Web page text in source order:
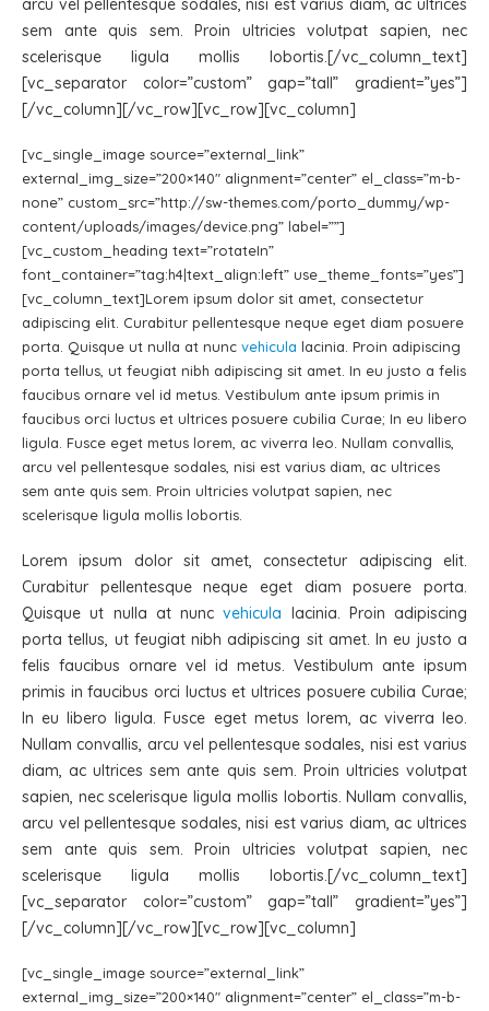
arcu vel pellentesque sodales, nisi est varius diam, ac ultrices
sem ante quis sem. Proin ultricies volutpat sapien, nec
scelerisque ligula mollis lobortis.[/vc_column_text]
[vc_separator color=”custom” gap=”tall” gradient=”yes”]
[/vc_column][/vc_row][vc_row][vc_column]
[vc_single_image source=”external_link”
external_img_size=”200×140″ alignment=”center” el_class=”m-b-
none” custom_src=”http://sw-themes.com/porto_dummy/wp-
content/uploads/images/device.png” label=””]
[vc_custom_heading text=”rotateIn”
font_container=”tag:h4|text_align:left” use_theme_fonts=”yes”]
[vc_column_text]Lorem ipsum dolor sit amet, consectetur
adipiscing elit. Curabitur pellentesque neque eget diam posuere
porta. Quisque ut nulla at nunc vehicula lacinia. Proin adipiscing
porta tellus, ut feugiat nibh adipiscing sit amet. In eu justo a felis
faucibus ornare vel id metus. Vestibulum ante ipsum primis in
faucibus orci luctus et ultrices posuere cubilia Curae; In eu libero
ligula. Fusce eget metus lorem, ac viverra leo. Nullam convallis,
arcu vel pellentesque sodales, nisi est varius diam, ac ultrices
sem ante quis sem. Proin ultricies volutpat sapien, nec
scelerisque ligula mollis lobortis.
Lorem ipsum dolor sit amet, consectetur adipiscing elit.
Curabitur pellentesque neque eget diam posuere porta.
Quisque ut nulla at nuncvehicula lacinia. Proin adipiscing
porta tellus, ut feugiat nibh adipiscing sit amet. In eu justo a
felis faucibus ornare vel id metus. Vestibulum ante ipsum
primis in faucibus orci luctus et ultrices posuere cubilia Curae;
In eu libero ligula. Fusce eget metus lorem, ac viverra leo.
Nullam convallis, arcu vel pellentesque sodales, nisi est varius
diam, ac ultrices sem ante quis sem. Proin ultricies volutpat
sapien, nec scelerisque ligula mollis lobortis. Nullam convallis,
arcu vel pellentesque sodales, nisi est varius diam, ac ultrices
sem ante quis sem. Proin ultricies volutpat sapien, nec
scelerisque ligula mollis lobortis.[/vc_column_text]
[vc_separator color=”custom” gap=”tall” gradient=”yes”]
[/vc_column][/vc_row][vc_row][vc_column]
[vc_single_image source=”external_link”
external_img_size=”200×140″ alignment=”center” el_class=”m-b-